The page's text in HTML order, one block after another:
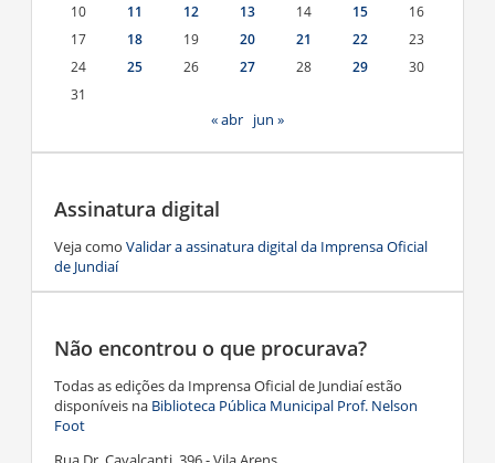
10
11 12 13 14 15
16
17
18 19 20 21 22
23
24
25 26 27 28 29
30
31
« abr jun »
Assinatura digital
Veja como Validar a assinatura digital da Imprensa Oficial
de Jundiaí
Não encontrou o que procurava?
Todas as edições da Imprensa Oficial de Jundiaí estão
disponíveis na Biblioteca Pública Municipal Prof. Nelson
Foot